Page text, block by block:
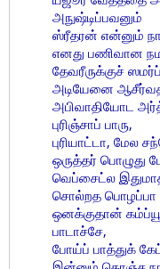
அநுஷ்டிப்பவனும்
ஸ்ரீதரன் என்னும்
எனது பணிவான
தேவரீருக்குச்
அடியேனை
அபிவாதியோட
புரிஞ்சாப் பாரு,
புரியாட்டா, மேல
ஒருத்தர் பொழுது
வெப்சைட்ல
சொல்றத பொழப்பா
ஒனக்குதான்
பாடாச்சே,
போய்ப் பாத்துக்